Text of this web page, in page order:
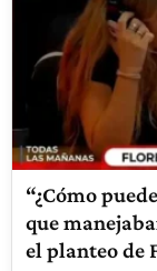
“¿Cómo
que
el planteo de